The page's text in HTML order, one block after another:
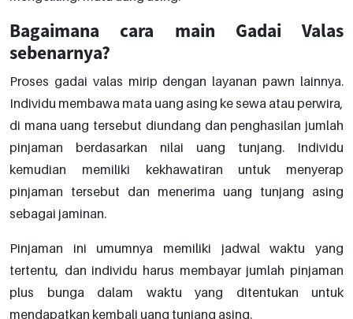
Bagaimana cara main Gadai Valas
sebenarnya?
Proses gadai valas mirip dengan layanan pawn lainnya.
Individu membawa mata uang asing ke sewa atau perwira,
di mana uang tersebut diundang dan penghasilan jumlah
pinjaman berdasarkan nilai uang tunjang. Individu
kemudian memiliki kekhawatiran untuk menyerap
pinjaman tersebut dan menerima uang tunjang asing
sebagai jaminan.
Pinjaman ini umumnya memiliki jadwal waktu yang
tertentu, dan individu harus membayar jumlah pinjaman
plus bunga dalam waktu yang ditentukan untuk
mendapatkan kembali uang tunjang asing.